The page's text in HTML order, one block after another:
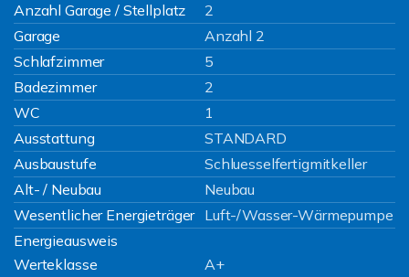
Anzahl Garage / Stellplatz
2
Garage
Anzahl 2
Schlafzimmer
5
Badezimmer
2
WC
1
Ausstattung
STANDARD
Ausbaustufe
Schluesselfertigmitkeller
Alt- / Neubau
Neubau
Wesentlicher Energieträger Luft-/Wasser-Wärmepumpe
Energieausweis
Werteklasse
A+